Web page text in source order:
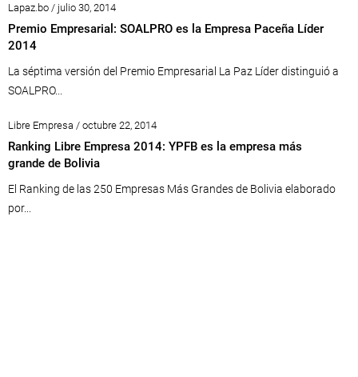
Lapaz.bo / julio 30, 2014
Premio Empresarial: SOALPRO es la Empresa Paceña Líder
2014
La séptima versión del Premio Empresarial La Paz Líder distinguió a
SOALPRO...
Libre Empresa / octubre 22, 2014
Ranking Libre Empresa 2014: YPFB es la empresa más
grande de Bolivia
El Ranking de las 250 Empresas Más Grandes de Bolivia elaborado
por...